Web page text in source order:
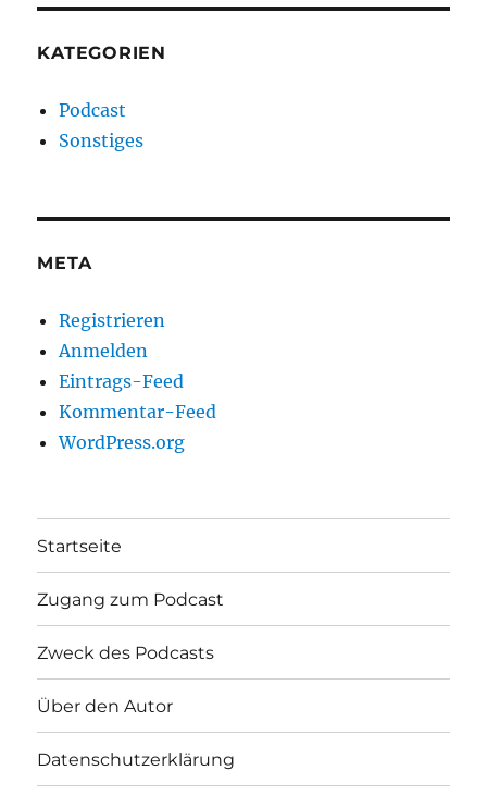
KATEGORIEN
Podcast
Sonstiges
META
Registrieren
Anmelden
Eintrags-Feed
Kommentar-Feed
WordPress.org
Startseite
Zugang zum Podcast
Zweck des Podcasts
Über den Autor
Datenschutzerklärung